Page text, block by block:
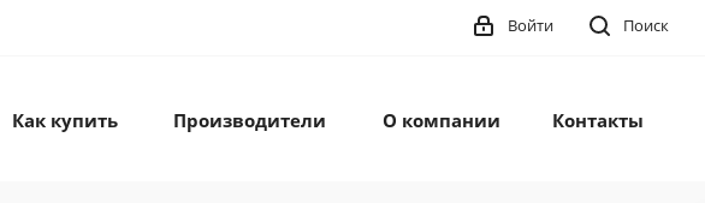
Поиск
Войти
Как купить Производители О компании Контакты